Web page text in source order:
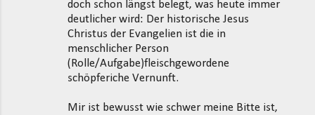
doch schon längst belegt, was heute immer
deutlicher wird: Der historische Jesus
Christus der Evangelien ist die in
menschlicher Person
(Rolle/Aufgabe)fleischgewordene
schöpferiche Vernunft.
Mir ist bewusst wie schwer meine Bitte ist,